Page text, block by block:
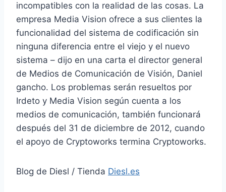
incompatibles con la realidad de las cosas. La
empresa Media Vision ofrece a sus clientes la
funcionalidad del sistema de codificación sin
ninguna diferencia entre el viejo y el nuevo
sistema – dijo en una carta el director general
de Medios de Comunicación de Visión, Daniel
gancho. Los problemas serán resueltos por
Irdeto y Media Vision según cuenta a los
medios de comunicación, también funcionará
después del 31 de diciembre de 2012, cuando
el apoyo de Cryptoworks termina Cryptoworks.
Blog de Diesl / Tienda Diesl.es